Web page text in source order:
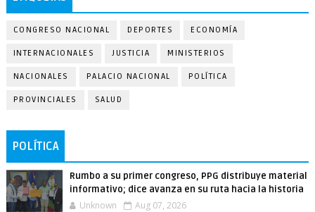
CONGRESO NACIONAL DEPORTES ECONOMÍA
INTERNACIONALES JUSTICIA MINISTERIOS
NACIONALES PALACIO NACIONAL POLÍTICA
PROVINCIALES SALUD
POLÍTICA
Rumbo a su primer congreso, PPG distribuye material
informativo; dice avanza en su ruta hacia la historia
Unknown Aug 07, 2026